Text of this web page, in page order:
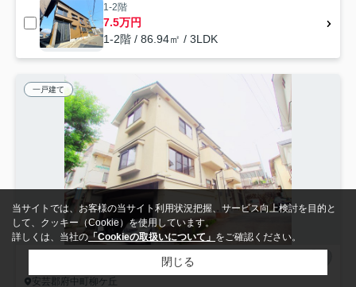
1-2階
7.5万円
1-2階 / 86.94㎡ / 3LDK
一戸建て
安芸郡府中町柳ケ丘
当サイトでは、お客様の当サイト利用状況把握、サービス向上検討を目的と
して、クッキー（Cookie）を使用しています。
詳しくは、当社の 「Cookieの取扱いについて」 をご確認ください。
閉じる